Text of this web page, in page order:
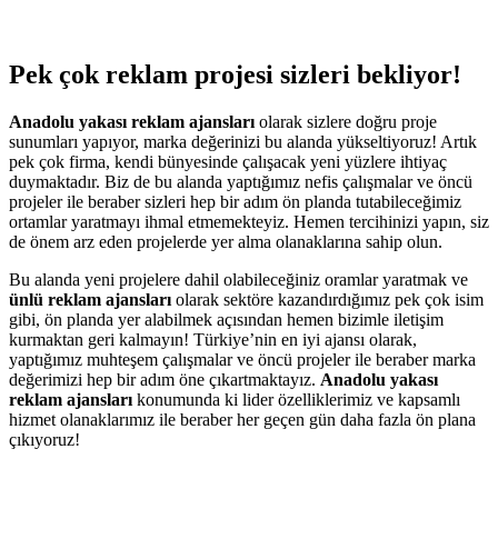
Pek çok reklam projesi sizleri bekliyor!
Anadolu yakası reklam ajansları olarak sizlere doğru proje
sunumları yapıyor, marka değerinizi bu alanda yükseltiyoruz! Artık
pek çok firma, kendi bünyesinde çalışacak yeni yüzlere ihtiyaç
duymaktadır. Biz de bu alanda yaptığımız nefis çalışmalar ve öncü
projeler ile beraber sizleri hep bir adım ön planda tutabileceğimiz
ortamlar yaratmayı ihmal etmemekteyiz. Hemen tercihinizi yapın, siz
de önem arz eden projelerde yer alma olanaklarına sahip olun.
Bu alanda yeni projelere dahil olabileceğiniz oramlar yaratmak ve
ünlü reklam ajansları olarak sektöre kazandırdığımız pek çok isim
gibi, ön planda yer alabilmek açısından hemen bizimle iletişim
kurmaktan geri kalmayın! Türkiye’nin en iyi ajansı olarak,
yaptığımız muhteşem çalışmalar ve öncü projeler ile beraber marka
değerimizi hep bir adım öne çıkartmaktayız. Anadolu yakası
reklam ajansları konumunda ki lider özelliklerimiz ve kapsamlı
hizmet olanaklarımız ile beraber her geçen gün daha fazla ön plana
çıkıyoruz!